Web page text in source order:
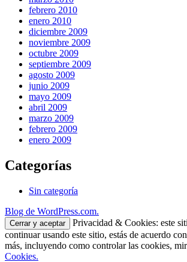
febrero 2010
enero 2010
diciembre 2009
noviembre 2009
octubre 2009
septiembre 2009
agosto 2009
junio 2009
mayo 2009
abril 2009
marzo 2009
febrero 2009
enero 2009
Categorías
Sin categoría
Blog de WordPress.com.
Privacidad & Cookies: este
continuar usando este sitio, estás de acuerdo
más, incluyendo como controlar las cookies,
Cookies.